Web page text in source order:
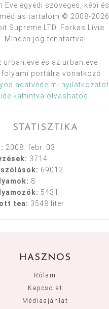
egyedi szöveges, képi és
tartalom © 2008-2026
Supreme LTD, Farkas Lívia.
Minden jog fenntartva!
urban:eve és az urban:eve
portálra vonatkozó
adatvédelmi nyilatkozatot
ide kattintva olvashatod
STATISZTIKA
2008. febr. 03.
3714
69012
8
5431
tea: 3548 liter
HASZNOS
Rólam
Kapcsolat
Médiaajánlat